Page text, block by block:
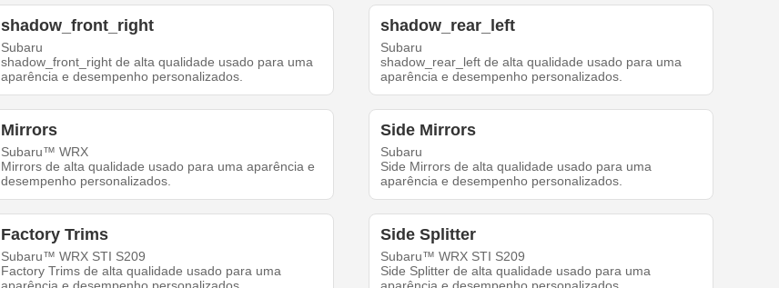
shadow_front_right
Subaru
shadow_front_right de alta qualidade usado para uma
aparência e desempenho personalizados.
shadow_rear_left
Subaru
shadow_rear_left de alta qualidade usado para uma
aparência e desempenho personalizados.
Mirrors
Subaru™ WRX
Mirrors de alta qualidade usado para uma aparência e
desempenho personalizados.
Side Mirrors
Subaru
Side Mirrors de alta qualidade usado para uma
aparência e desempenho personalizados.
Factory Trims
Subaru™ WRX STI S209
Factory Trims de alta qualidade usado para uma
Side Splitter
Subaru™ WRX STI S209
Side Splitter de alta qualidade usado para uma